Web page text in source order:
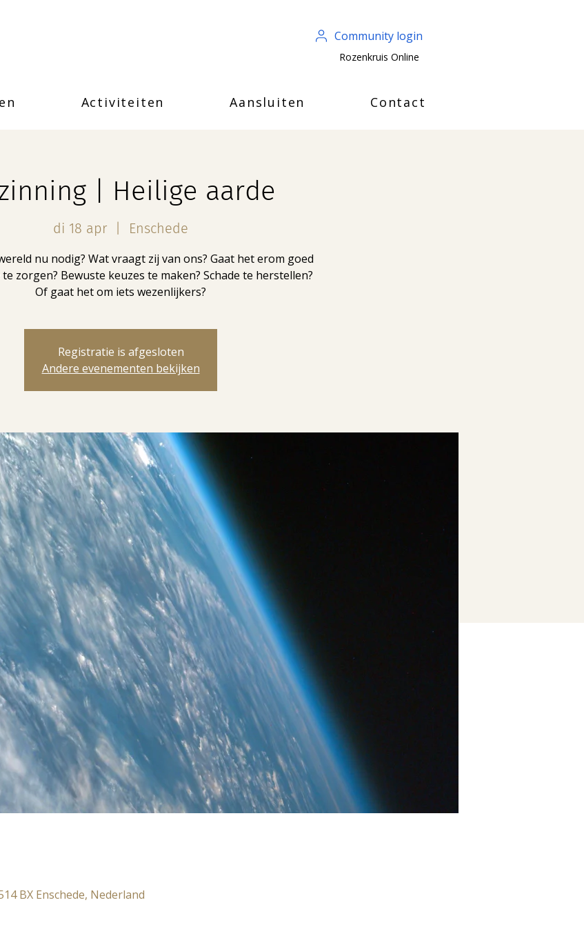
Community login
Rozenkruis Online
Activiteiten Aansluiten Contact
| Heilige aarde
di 18 apr Enschede
nu nodig? Wat vraagt zij van ons? Gaat het erom goed
zorgen? Bewuste keuzes te maken? Schade te herstellen?
Of gaat het om iets wezenlijkers?
Registratie is afgesloten
Andere evenementen bekijken
BX Enschede, Nederland